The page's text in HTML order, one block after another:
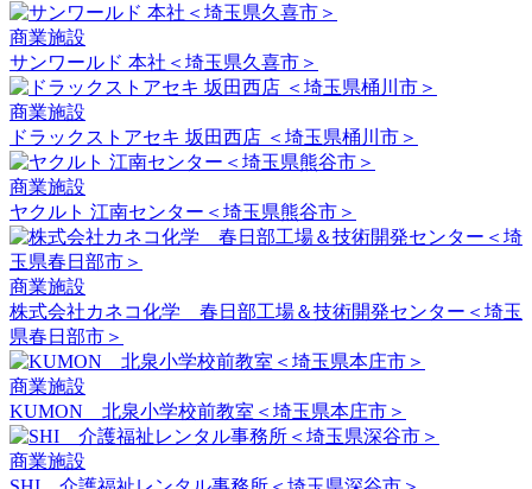
商業施設
サンワールド 本社＜埼玉県久喜市＞
商業施設
ドラックストアセキ 坂田西店 ＜埼玉県桶川市＞
商業施設
ヤクルト 江南センター＜埼玉県熊谷市＞
商業施設
株式会社カネコ化学 春日部工場＆技術開発センター＜埼玉
県春日部市＞
商業施設
KUMON 北泉小学校前教室＜埼玉県本庄市＞
商業施設